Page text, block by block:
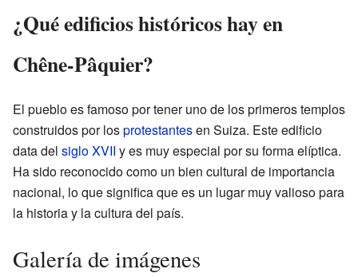
¿Qué edificios históricos hay en
Chêne-Pâquier?
El pueblo es famoso por tener uno de los primeros templos
construidos por losprotestantesen Suiza. Este edificio
data del siglo XVII y es muy especial por su forma elíptica.
Ha sido reconocido como un bien cultural de importancia
nacional, lo que significa que es un lugar muy valioso para
la historia y la cultura del país.
Galería de imágenes